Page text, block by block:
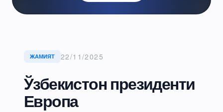
ЖАМИЯТ 22/11/2025
Ўзбекистон президенти
Европа